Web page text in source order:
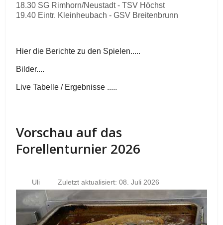
18.30 SG Rimhorn/Neustadt - TSV Höchst
19.40 Eintr. Kleinheubach - GSV Breitenbrunn
Hier die Berichte zu den Spielen.....
Bilder....
Live Tabelle / Ergebnisse .....
Vorschau auf das
Forellenturnier 2026
Uli Zuletzt aktualisiert: 08. Juli 2026